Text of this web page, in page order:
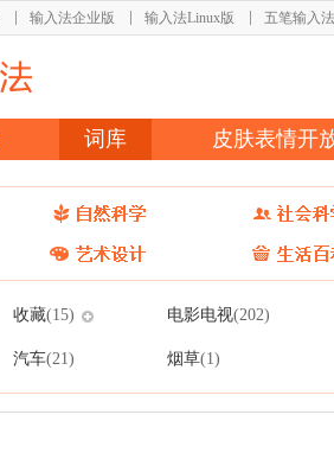
输入法企业版 输入法Linux版 五笔输入法
词库 皮肤表情开
收藏(15) 电影电视(202)
汽车(21) 烟草(1)